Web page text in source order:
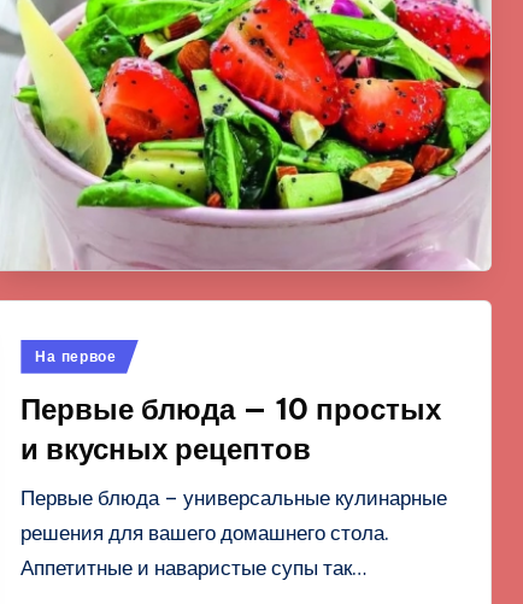
Опубликовано
На первое
Первые блюда — 10 простых
и вкусных рецептов
Первые блюда – универсальные кулинарные
решения для вашего домашнего стола.
Аппетитные и наваристые супы так…